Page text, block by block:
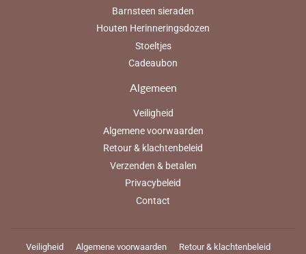
Barnsteen sieraden
Houten Herinneringsdozen
Stoeltjes
Cadeaubon
Algemeen
Veiligheid
Algemene voorwaarden
Retour & klachtenbeleid
Verzenden & betalen
Privacybeleid
Contact
Veiligheid Algemene voorwaarden Retour & klachtenbeleid